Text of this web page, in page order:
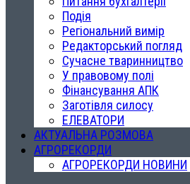
Подія
Регіональний вимір
Редакторський погляд
Сучасне тваринництво
У правовому полі
Фінансування АПК
Заготівля силосу
ЕЛЕВАТОРИ
АКТУАЛЬНА РОЗМОВА
АГРОРЕКОРДИ
АГРОРЕКОРДИ НОВИНИ